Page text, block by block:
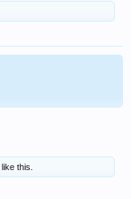
like this.